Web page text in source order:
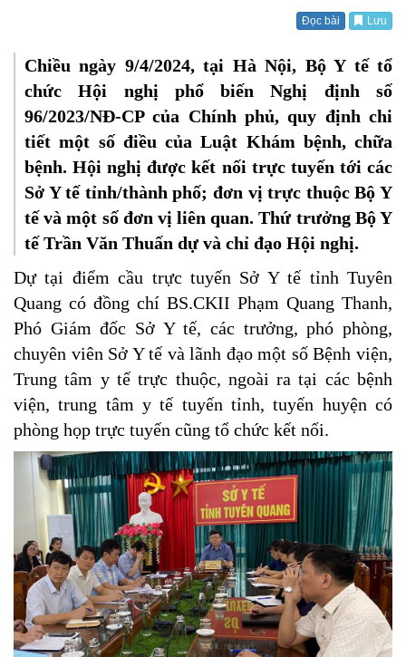
Đọc bài Lưu
Chiều ngày 9/4/2024, tại Hà Nội, Bộ Y tế tổ
chức Hội nghị phổ biến Nghị định số
96/2023/NĐ-CP của Chính phủ, quy định chi
tiết một số điều của Luật Khám bệnh, chữa
bệnh. Hội nghị được kết nối trực tuyến tới các
Sở Y tế tỉnh/thành phố; đơn vị trực thuộc Bộ Y
tế và một số đơn vị liên quan. Thứ trưởng Bộ Y
tế Trần Văn Thuấn dự và chỉ đạo Hội nghị.
Dự tại điểm cầu trực tuyến Sở Y tế tỉnh Tuyên
Quang có đồng chí BS.CKII Phạm Quang Thanh,
Phó Giám đốc Sở Y tế, các trưởng, phó phòng,
chuyên viên Sở Y tế và lãnh đạo một số Bệnh viện,
Trung tâm y tế trực thuộc, ngoài ra tại các bệnh
viện, trung tâm y tế tuyến tỉnh, tuyến huyện có
phòng họp trực tuyến cũng tổ chức kết nối.